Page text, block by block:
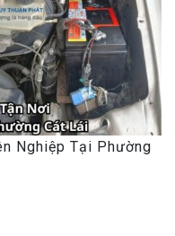
Nghiệp Tại Phường